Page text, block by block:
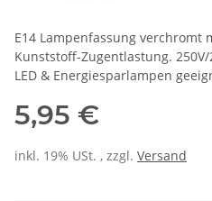
E14 Lampenfassung verchromt
Kunststoff-Zugentlastung.
LED & Energiesparlampen
5,95 €
inkl. 19% USt. , zzgl. Versand